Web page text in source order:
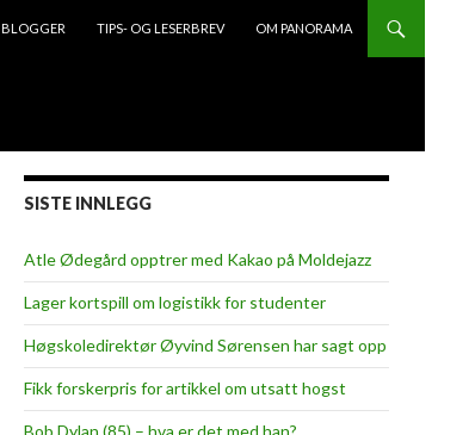
BLOGGER TIPS- OG LESERBREV OM PANORAMA
SISTE INNLEGG
Atle Ødegård opptrer med Kakao på Moldejazz
Lager kortspill om logistikk for studenter
Høgskoledirektør Øyvind Sørensen har sagt opp
Fikk forskerpris for artikkel om utsatt hogst
Bob Dylan (85) – hva er det med han?